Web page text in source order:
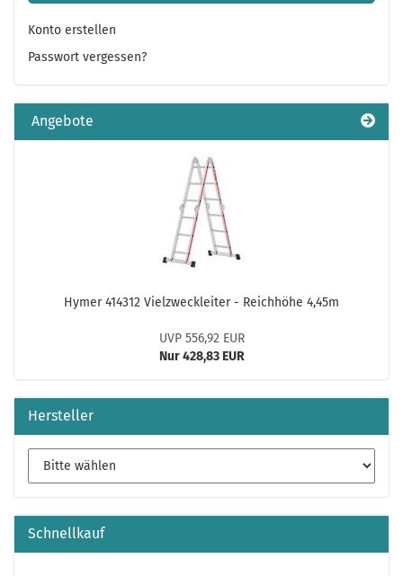
Konto erstellen
Passwort vergessen?
Angebote
Hymer 414312 Vielzweckleiter - Reichhöhe 4,45m
UVP 556,92 EUR
Nur 428,83 EUR
Hersteller
Schnellkauf